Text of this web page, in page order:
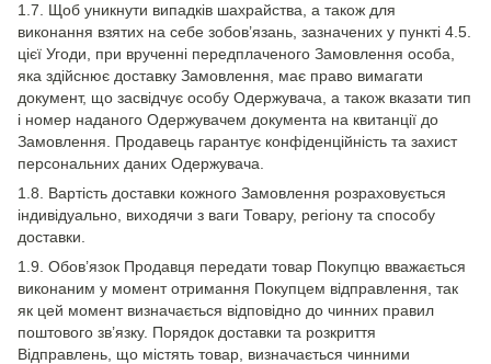
1.7. Щоб уникнути випадків шахрайства, а також для
виконання взятих на себе зобов’язань, зазначених у пункті 4.5.
цієї Угоди, при врученні передплаченого Замовлення особа,
яка здійснює доставку Замовлення, має право вимагати
документ, що засвідчує особу Одержувача, а також вказати тип
і номер наданого Одержувачем документа на квитанції до
Замовлення. Продавець гарантує конфіденційність та захист
персональних даних Одержувача.
1.8. Вартість доставки кожного Замовлення розраховується
індивідуально, виходячи з ваги Товару, регіону та способу
доставки.
1.9. Обов’язок Продавця передати товар Покупцю вважається
виконаним у момент отримання Покупцем відправлення, так
як цей момент визначається відповідно до чинних правил
поштового зв’язку. Порядок доставки та розкриття
Відправлень, що містять товар, визначається чинними